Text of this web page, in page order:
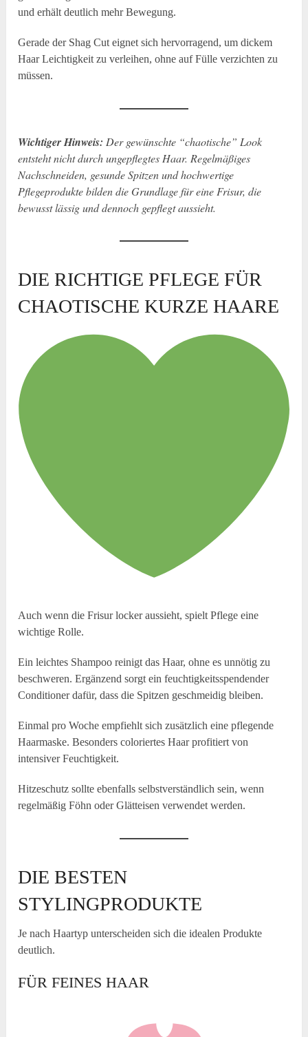
und erhält deutlich mehr Bewegung.
Gerade der Shag Cut eignet sich hervorragend, um dickem
Haar Leichtigkeit zu verleihen, ohne auf Fülle verzichten zu
müssen.
Wichtiger Hinweis: Der gewünschte “chaotische” Look
entsteht nicht durch ungepflegtes Haar. Regelmäßiges
Nachschneiden, gesunde Spitzen und hochwertige
Pflegeprodukte bilden die Grundlage für eine Frisur, die
bewusst lässig und dennoch gepflegt aussieht.
DIE RICHTIGE PFLEGE FÜR
CHAOTISCHE KURZE HAARE
Auch wenn die Frisur locker aussieht, spielt Pflege eine
wichtige Rolle.
Ein leichtes Shampoo reinigt das Haar, ohne es unnötig zu
beschweren. Ergänzend sorgt ein feuchtigkeitsspendender
Conditioner dafür, dass die Spitzen geschmeidig bleiben.
Einmal pro Woche empfiehlt sich zusätzlich eine pflegende
Haarmaske. Besonders coloriertes Haar profitiert von
intensiver Feuchtigkeit.
Hitzeschutz sollte ebenfalls selbstverständlich sein, wenn
regelmäßig Föhn oder Glätteisen verwendet werden.
DIE BESTEN
STYLINGPRODUKTE
Je nach Haartyp unterscheiden sich die idealen Produkte
deutlich.
FÜR FEINES HAAR